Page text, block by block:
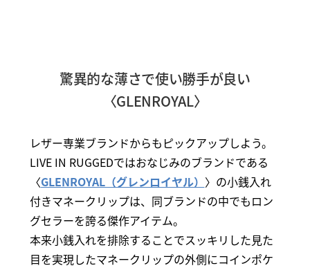
驚異的な薄さで使い勝手が良い
〈GLENROYAL〉
レザー専業ブランドからもピックアップしよう。
LIVE IN RUGGEDではおなじみのブランドである
〈GLENROYAL（グレンロイヤル） 〉の小銭入れ
付きマネークリップは、同ブランドの中でもロン
グセラーを誇る傑作アイテム。
本来小銭入れを排除することでスッキリした見た
目を実現したマネークリップの外側にコインポケ